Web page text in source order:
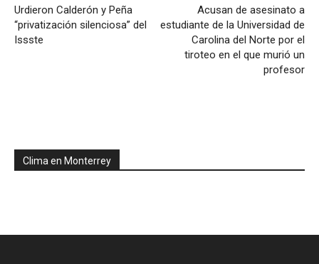
Urdieron Calderón y Peña
“privatización silenciosa” del
Issste
Acusan de asesinato a
estudiante de la Universidad de
Carolina del Norte por el
tiroteo en el que murió un
profesor
Clima en Monterrey